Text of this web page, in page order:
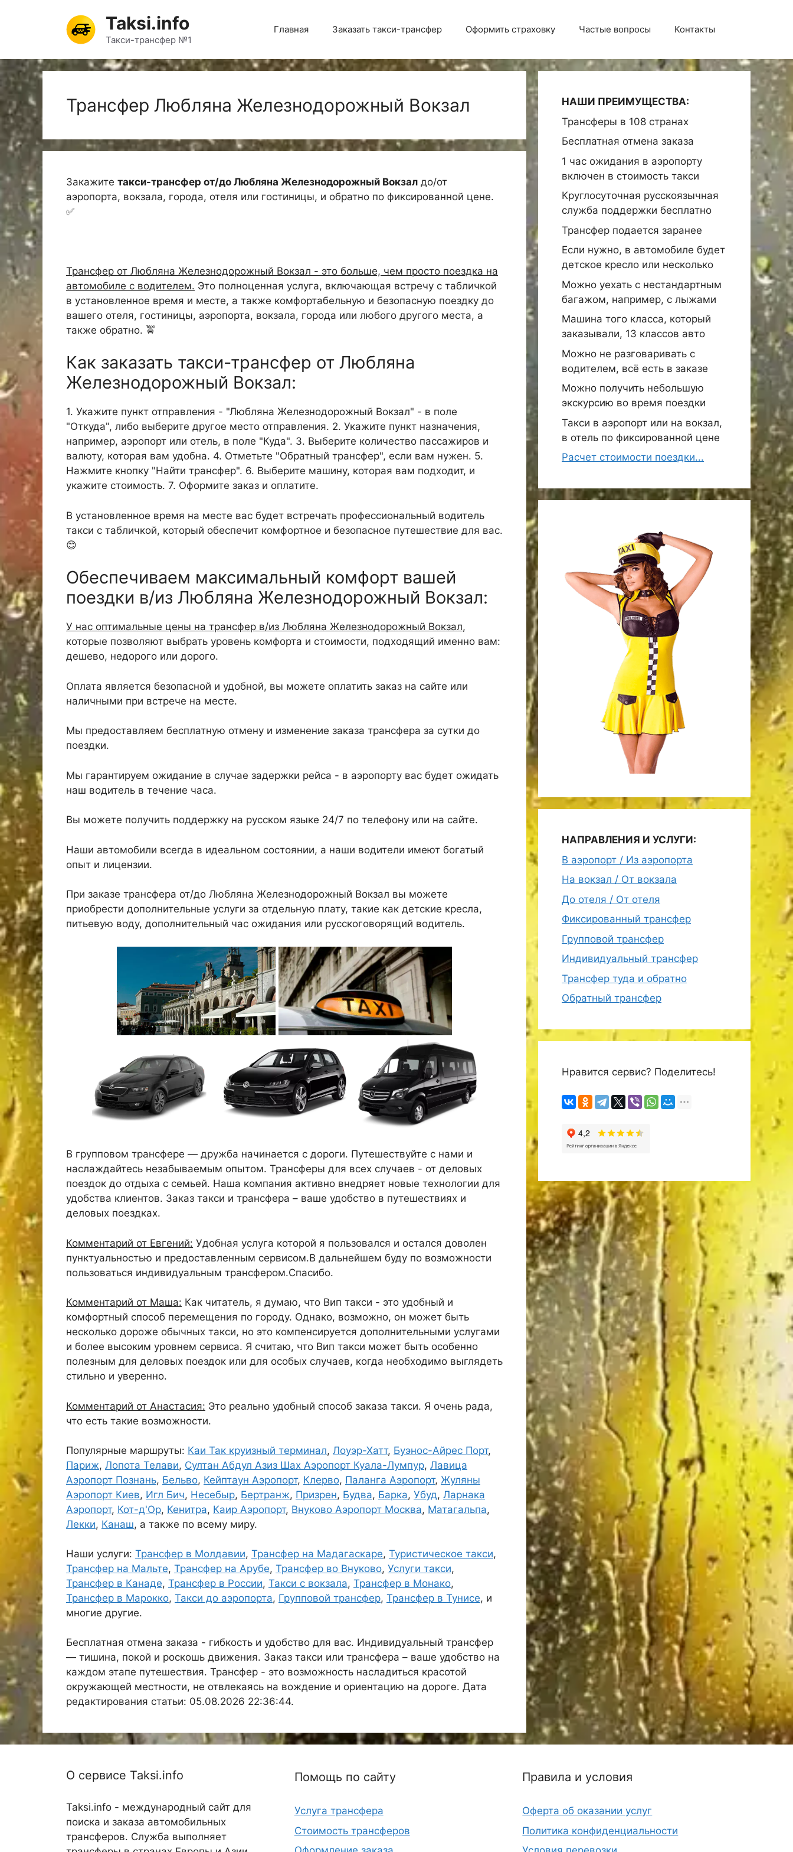
содержимому
Taksi.info
Такси-трансфер №1
Главная Заказать такси-трансфер Оформить страховку Частые вопросы Контакты
Трансфер Любляна Железнодорожный Вокзал
Закажите такси-трансфер от/до Любляна Железнодорожный Вокзал до/от
аэропорта, вокзала, города, отеля или гостиницы, и обратно по фиксированной цене.
✅
Трансфер от Любляна Железнодорожный Вокзал - это больше, чем просто поездка на
автомобиле с водителем. Это полноценная услуга, включающая встречу с табличкой
в установленное время и месте, а также комфортабельную и безопасную поездку до
вашего отеля, гостиницы, аэропорта, вокзала, города или любого другого места, а
также обратно. 🚖
Как заказать такси-трансфер от Любляна
Железнодорожный Вокзал:
1. Укажите пункт отправления - "Любляна Железнодорожный Вокзал" - в поле
"Откуда", либо выберите другое место отправления. 2. Укажите пункт назначения,
например, аэропорт или отель, в поле "Куда". 3. Выберите количество пассажиров и
валюту, которая вам удобна. 4. Отметьте "Обратный трансфер", если вам нужен. 5.
Нажмите кнопку "Найти трансфер". 6. Выберите машину, которая вам подходит, и
укажите стоимость. 7. Оформите заказ и оплатите.
В установленное время на месте вас будет встречать профессиональный водитель
такси с табличкой, который обеспечит комфортное и безопасное путешествие для вас.
😊
Обеспечиваем максимальный комфорт вашей
поездки в/из Любляна Железнодорожный Вокзал:
У нас оптимальные цены на трансфер в/из Любляна Железнодорожный Вокзал,
которые позволяют выбрать уровень комфорта и стоимости, подходящий именно вам:
дешево, недорого или дорого.
Оплата является безопасной и удобной, вы можете оплатить заказ на сайте или
наличными при встрече на месте.
Мы предоставляем бесплатную отмену и изменение заказа трансфера за сутки до
поездки.
Мы гарантируем ожидание в случае задержки рейса - в аэропорту вас будет ожидать
наш водитель в течение часа.
Вы можете получить поддержку на русском языке 24/7 по телефону или на сайте.
Наши автомобили всегда в идеальном состоянии, а наши водители имеют богатый
опыт и лицензии.
При заказе трансфера от/до Любляна Железнодорожный Вокзал вы можете
приобрести дополнительные услуги за отдельную плату, такие как детские кресла,
питьевую воду, дополнительный час ожидания или русскоговорящий водитель.
В групповом трансфере — дружба начинается с дороги. Путешествуйте с нами и
наслаждайтесь незабываемым опытом. Трансферы для всех случаев - от деловых
поездок до отдыха с семьей. Наша компания активно внедряет новые технологии для
удобства клиентов. Заказ такси и трансфера – ваше удобство в путешествиях и
деловых поездках.
Комментарий от Евгений: Удобная услуга которой я пользовался и остался доволен
пунктуальностью и предоставленным сервисом.В дальнейшем буду по возможности
пользоваться индивидуальным трансфером.Спасибо.
Комментарий от Маша: Как читатель, я думаю, что Вип такси - это удобный и
комфортный способ перемещения по городу. Однако, возможно, он может быть
несколько дороже обычных такси, но это компенсируется дополнительными услугами
и более высоким уровнем сервиса. Я считаю, что Вип такси может быть особенно
полезным для деловых поездок или для особых случаев, когда необходимо выглядеть
стильно и уверенно.
Комментарий от Анастасия: Это реально удобный способ заказа такси. Я очень рада,
что есть такие возможности.
Популярные маршруты: Каи Так круизный терминал, Лоуэр-Хатт, Буэнос-Айрес Порт,
Париж, Лопота Телави, Султан Абдул Азиз Шах Аэропорт Куала-Лумпур, Лавица
Аэропорт Познань, Бельво, Кейптаун Аэропорт, Клерво, Паланга Аэропорт, Жуляны
Аэропорт Киев, Игл Бич, Несебыр, Бертранж, Призрен, Будва, Барка, Убуд, Ларнака
Аэропорт, Кот-д'Ор, Кенитра, Каир Аэропорт, Внуково Аэропорт Москва, Матагальпа,
Лекки, Канаш, а также по всему миру.
Наши услуги: Трансфер в Молдавии, Трансфер на Мадагаскаре, Туристическое такси,
Трансфер на Мальте, Трансфер на Арубе, Трансфер во Внуково, Услуги такси,
Трансфер в Канаде, Трансфер в России, Такси с вокзала, Трансфер в Монако,
Трансфер в Марокко, Такси до аэропорта, Групповой трансфер, Трансфер в Тунисе, и
многие другие.
Бесплатная отмена заказа - гибкость и удобство для вас. Индивидуальный трансфер
— тишина, покой и роскошь движения. Заказ такси или трансфера – ваше удобство на
каждом этапе путешествия. Трансфер - это возможность насладиться красотой
окружающей местности, не отвлекаясь на вождение и ориентацию на дороге. Дата
редактирования статьи: 05.08.2026 22:36:44.
НАШИ ПРЕИМУЩЕСТВА:
Трансферы в 108 странах
Бесплатная отмена заказа
1 час ожидания в аэропорту
включен в стоимость такси
Круглосуточная русскоязычная
служба поддержки бесплатно
Трансфер подается заранее
Если нужно, в автомобиле будет
детское кресло или несколько
Можно уехать с нестандартным
багажом, например, с лыжами
Машина того класса, который
заказывали, 13 классов авто
Можно не разговаривать с
водителем, всё есть в заказе
Можно получить небольшую
экскурсию во время поездки
Такси в аэропорт или на вокзал,
в отель по фиксированной цене
Расчет стоимости поездки...
НАПРАВЛЕНИЯ И УСЛУГИ:
В аэропорт / Из аэропорта
На вокзал / От вокзала
До отеля / От отеля
Фиксированный трансфер
Групповой трансфер
Индивидуальный трансфер
Трансфер туда и обратно
Обратный трансфер
Нравится сервис? Поделитесь!
О сервисе Taksi.info
Taksi.info - международный сайт для
поиска и заказа автомобильных
трансферов. Служба выполняет
Помощь по сайту
Услуга трансфера
Стоимость трансферов
Правила и условия
Оферта об оказании услуг
Политика конфиденциальности